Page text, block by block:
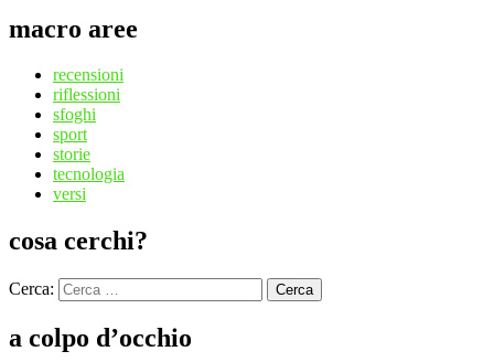
macro aree
recensioni
riflessioni
sfoghi
sport
storie
tecnologia
versi
cosa cerchi?
Cerca: Cerca
a colpo d’occhio